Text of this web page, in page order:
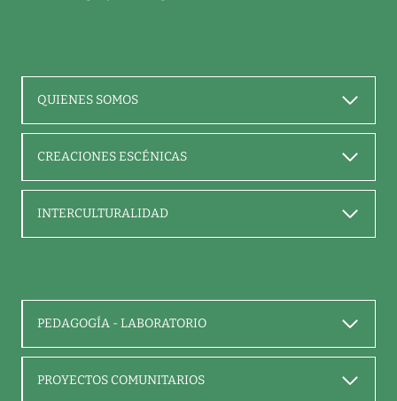
QUIENES SOMOS
CREACIONES ESCÉNICAS
INTERCULTURALIDAD
PEDAGOGÍA - LABORATORIO
PROYECTOS COMUNITARIOS